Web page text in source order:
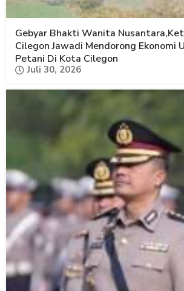
Gebyar Bhakti Wanita
Cilegon Jawadi Mendorong Ekonomi
Petani Di Kota Cilegon
Juli 30, 2026